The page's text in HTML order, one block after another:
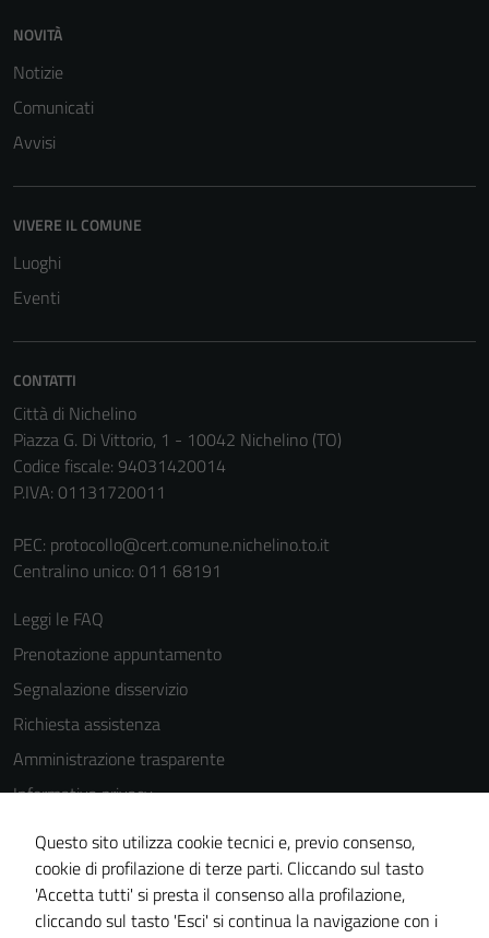
NOVITÀ
Notizie
Comunicati
Avvisi
VIVERE IL COMUNE
Luoghi
Eventi
CONTATTI
Città di Nichelino
Piazza G. Di Vittorio, 1 - 10042 Nichelino (TO)
Codice fiscale: 94031420014
P.IVA: 01131720011
PEC: protocollo@cert.comune.nichelino.to.it
Centralino unico: 011 68191
Leggi le FAQ
Prenotazione appuntamento
Segnalazione disservizio
Richiesta assistenza
Amministrazione trasparente
Informativa privacy
Cookie Policy
Note legali
Dichiarazione di accessibilità
Questo sito utilizza cookie tecnici e, previo consenso,
cookie di profilazione di terze parti. Cliccando sul tasto
'Accetta tutti' si presta il consenso alla profilazione,
cliccando sul tasto 'Esci' si continua la navigazione con i
per il
Questi cookie